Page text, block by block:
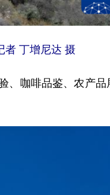
者 丁增尼达 摄
、咖啡品鉴、农产品